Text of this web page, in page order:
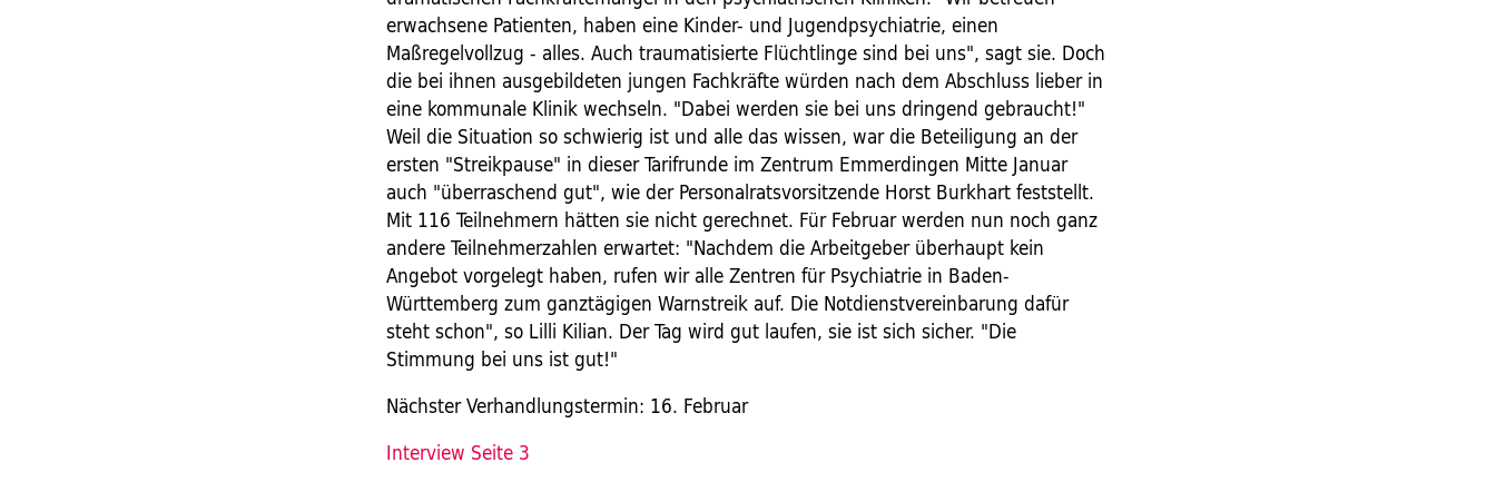
erwachsene Patienten, haben eine Kinder- und Jugendpsychiatrie, einen
Maßregelvollzug - alles. Auch traumatisierte Flüchtlinge sind bei uns", sagt sie. Doch
die bei ihnen ausgebildeten jungen Fachkräfte würden nach dem Abschluss lieber in
eine kommunale Klinik wechseln. "Dabei werden sie bei uns dringend gebraucht!"
Weil die Situation so schwierig ist und alle das wissen, war die Beteiligung an der
ersten "Streikpause" in dieser Tarifrunde im Zentrum Emmerdingen Mitte Januar
auch "überraschend gut", wie der Personalratsvorsitzende Horst Burkhart feststellt.
Mit 116 Teilnehmern hätten sie nicht gerechnet. Für Februar werden nun noch ganz
andere Teilnehmerzahlen erwartet: "Nachdem die Arbeitgeber überhaupt kein
Angebot vorgelegt haben, rufen wir alle Zentren für Psychiatrie in Baden-
Württemberg zum ganztägigen Warnstreik auf. Die Notdienstvereinbarung dafür
steht schon", so Lilli Kilian. Der Tag wird gut laufen, sie ist sich sicher. "Die
Stimmung bei uns ist gut!"
Nächster Verhandlungstermin: 16. Februar
Interview Seite 3